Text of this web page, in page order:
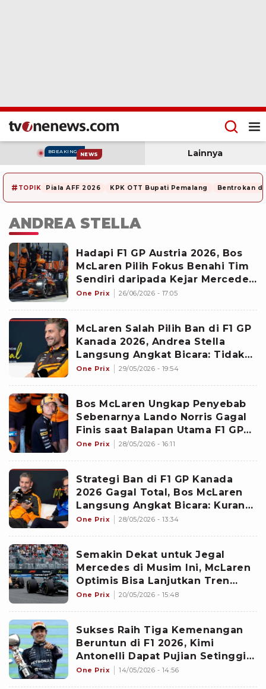
BREAKING NEWS Lainnya
# TOPIK Piala AFF 2026 KPK OTT Bupati Pemalang Bentrokan di
ANDREA STELLA
Hadapi F1 GP Austria 2026, Bos
McLaren Pilih Fokus Benahi Tim
Sendiri daripada Kejar Mercedes
dan Ferrari
One Prix 26/06/2026 - 17:05
McLaren Salah Pilih Ban di F1 GP
Kanada 2026, Andrea Stella
Langsung Angkat Bicara: Tidak
Ada Keputusan yang Buruk!
One Prix 29/05/2026 - 19:54
Bos McLaren Ungkap Penyebab
Sebenarnya Lando Norris Gagal
Finis saat Balapan Utama F1 GP
Kanada, Ternyata Gara-gara...
One Prix 28/05/2026 - 16:11
Strategi Ban di F1 GP Kanada
2026 Gagal Total, Bos McLaren
Langsung Angkat Bicara: Kurang
Beruntung
One Prix 28/05/2026 - 13:34
Semakin Dekat untuk Jegal
Mercedes di Musim Ini, McLaren
Optimis Bisa Lanjutkan Tren
Positif di F1 GP Kanada 2026
One Prix 20/05/2026 - 15:48
Sukses Raih Tiga Kemenangan
Beruntun di F1 2026, Kimi
Antonelli Dapat Pujian Setinggi
Langit dari Kepala Tim McLaren
One Prix 14/05/2026 - 14:56